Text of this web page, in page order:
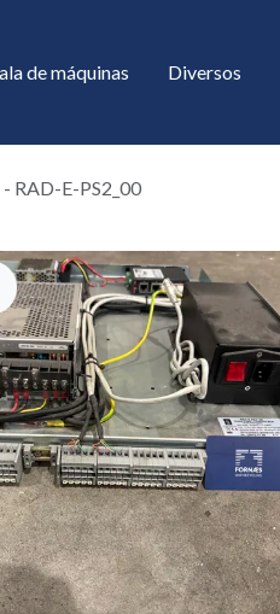
de máquinas Diversos
RAD-E-PS2_00